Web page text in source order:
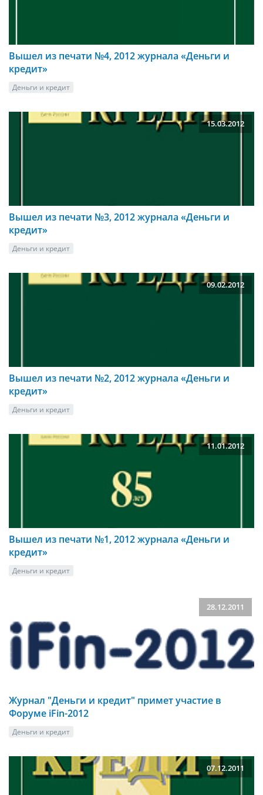
Вышел из печати №4, 2012 журнала «Деньги и
кредит»
Деньги и кредит
15.03.2012
Вышел из печати №3, 2012 журнала «Деньги и
кредит»
Деньги и кредит
09.02.2012
Вышел из печати №2, 2012 журнала «Деньги и
кредит»
Деньги и кредит
11.01.2012
Вышел из печати №1, 2012 журнала «Деньги и
кредит»
Деньги и кредит
28.12.2011
Журнал "Деньги и кредит" примет участие в
Форуме iFin-2012
Деньги и кредит
07.12.2011